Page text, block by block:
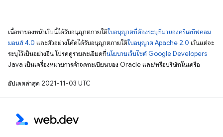
เนื้อหาของหน้าเว็บนี้ได้รับอนุญาตภายใต้ใบอนุญาตที่ต้องระบุที่มาของครีเอทีฟคอม
มอนส์ 4.0 และตัวอย่างโค้ดได้รับอนุญาตภายใต้ใบอนุญาต Apache 2.0 เว้นแต่จะ
ระบุไว้เป็นอย่างอื่น โปรดดูรายละเอียดที่นโยบายเว็บไซต์ Google Developers
Java เป็นเครื่องหมายการค้าจดทะเบียนของ Oracle และ/หรือบริษัทในเครือ
อัปเดตล่าสุด 2021-11-03 UTC